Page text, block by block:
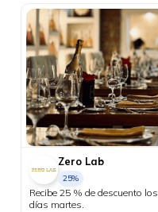
Zero Lab
25%
Recibe 25 % de descuento los
días martes.